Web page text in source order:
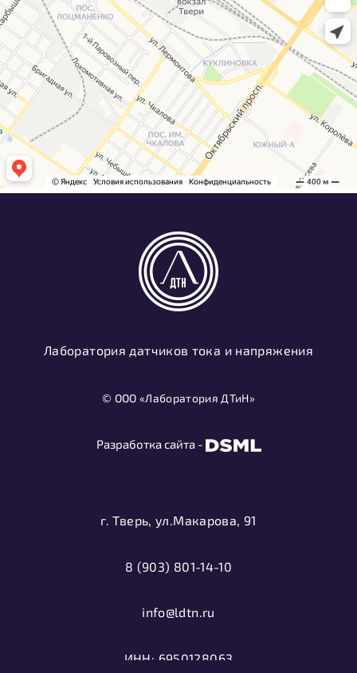
Лаборатория датчиков тока и напряжения
© ООО «Лаборатория ДТиН»
Разработка сайта -
г. Тверь, ул.Макарова, 91
8 (903) 801-14-10
info@ldtn.ru
ИНН: 6950128063